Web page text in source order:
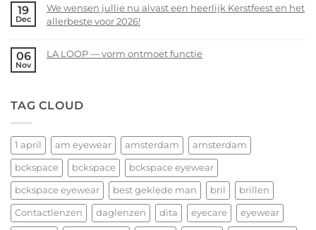
bckspace
|
on
14
–
19
Dec
We wensen jullie nu alvast een heerlijk Kerstfeest en het
allerbeste voor 2026!
Comments
jullie
een
heerlijk
Kerstfeest
en
het
allerbeste
voor
06
Nov
LA LOOP — vorm ontmoet functie
LA
—
vorm
ontmoet
functie
TAG CLOUD
1 april am eyewear amsterdam amsterdam
bckspace bckspace bckspace eyewear
bckspace eyewear best geklede man bril brillen
Contactlenzen daglenzen dita eyecare eyewear